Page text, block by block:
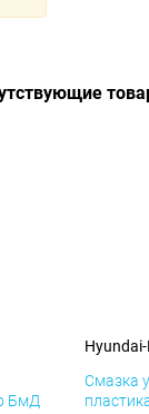
БмД
Смазка